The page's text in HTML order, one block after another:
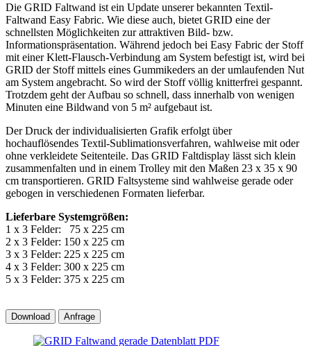
Die GRID Faltwand ist ein Update unserer bekannten Textil-
Faltwand Easy Fabric. Wie diese auch, bietet GRID eine der
schnellsten Möglichkeiten zur attraktiven Bild- bzw.
Informationspräsentation. Während jedoch bei Easy Fabric der Stoff
mit einer Klett-Flausch-Verbindung am System befestigt ist, wird bei
GRID der Stoff mittels eines Gummikeders an der umlaufenden Nut
am System angebracht. So wird der Stoff völlig knitterfrei gespannt.
Trotzdem geht der Aufbau so schnell, dass innerhalb von wenigen
Minuten eine Bildwand von 5 m² aufgebaut ist.
Der Druck der individualisierten Grafik erfolgt über
hochauflösendes Textil-Sublimationsverfahren, wahlweise mit oder
ohne verkleidete Seitenteile. Das GRID Faltdisplay lässt sich klein
zusammenfalten und in einem Trolley mit den Maßen 23 x 35 x 90
cm transportieren. GRID Faltsysteme sind wahlweise gerade oder
gebogen in verschiedenen Formaten lieferbar.
Lieferbare Systemgrößen:
1 x 3 Felder: 75 x 225 cm
2 x 3 Felder: 150 x 225 cm
3 x 3 Felder: 225 x 225 cm
4 x 3 Felder: 300 x 225 cm
5 x 3 Felder: 375 x 225 cm
Download Anfrage